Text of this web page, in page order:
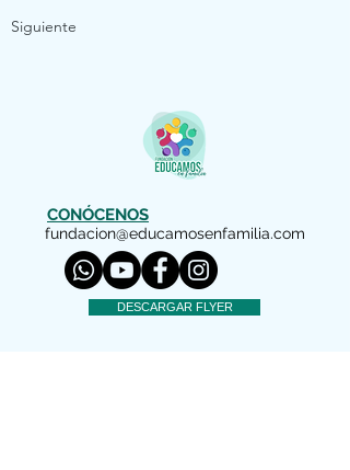
Siguiente
CONÓCENOS
fundacion@educamosenfamilia.com
DESCARGAR FLYER